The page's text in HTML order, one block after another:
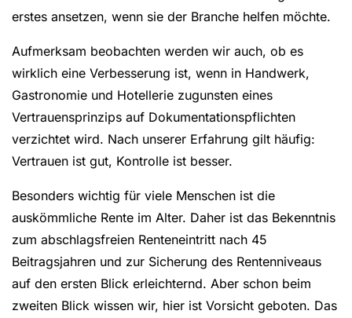
erstes ansetzen, wenn sie der Branche helfen möchte.
Aufmerksam beobachten werden wir auch, ob es
wirklich eine Verbesserung ist, wenn in Handwerk,
Gastronomie und Hotellerie zugunsten eines
Vertrauensprinzips auf Dokumentationspflichten
verzichtet wird. Nach unserer Erfahrung gilt häufig:
Vertrauen ist gut, Kontrolle ist besser.
Besonders wichtig für viele Menschen ist die
auskömmliche Rente im Alter. Daher ist das Bekenntnis
zum abschlagsfreien Renteneintritt nach 45
Beitragsjahren und zur Sicherung des Rentenniveaus
auf den ersten Blick erleichternd. Aber schon beim
zweiten Blick wissen wir, hier ist Vorsicht geboten. Das